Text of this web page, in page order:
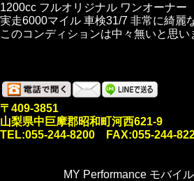
1200cc フルオリジナル ワンオーナー
実走6000マイル 車検31/7 非常に綺麗
このコンディションは中々無いと思い
〒409-3851
山梨県中巨摩郡昭和町河西621-9
TEL:055-244-8200 FAX:055-244-
MY Performance モバイ